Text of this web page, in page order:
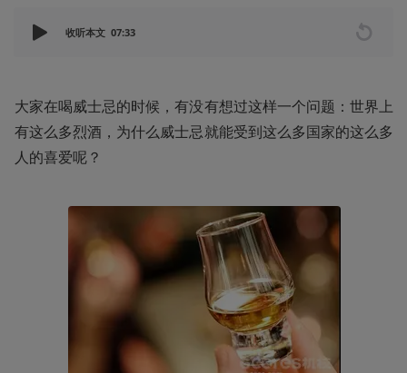
收听本文 07:33
大家在喝威士忌的时候，有没有想过这样一个问题：世界上
有这么多烈酒，为什么威士忌就能受到这么多国家的这么多
人的喜爱呢？